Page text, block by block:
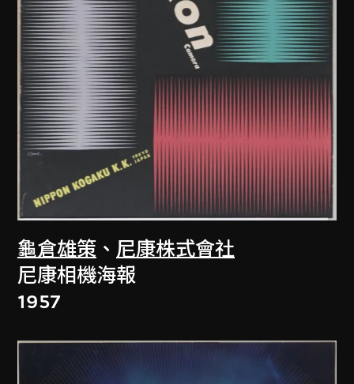
龜倉雄策 、 尼康株式會社
尼康相機海報
1957